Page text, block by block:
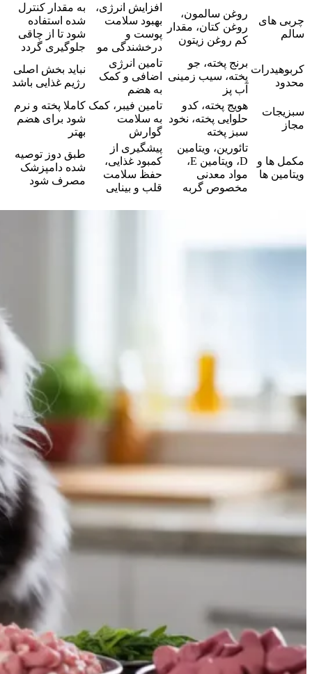
چربی‌ های
سالم
روغن سالمون،
روغن کتان، مقدار
کم روغن زیتون
افزایش انرژی،
بهبود سلامت
پوست و
درخشندگی مو
به مقدار کنترل‌
شده استفاده
شود تا از چاقی
جلوگیری گردد
کربوهیدرات
محدود
برنج پخته، جو
پخته، سیب‌ زمینی
آب‌ پز
تامین انرژی
اضافی و کمک
به هضم
نباید بخش اصلی
رژیم غذایی باشد
سبزیجات
مجاز
هویج پخته، کدو
حلوایی پخته، نخود
سبز پخته
تامین فیبر، کمک
به سلامت
گوارش
کاملا پخته و نرم
شود برای هضم
بهتر
مکمل‌ ها و
ویتامین‌ ها
تائورین، ویتامین
D، ویتامین E،
مواد معدنی
مخصوص گربه
پیشگیری از
کمبود غذایی،
حفظ سلامت
قلب و بینایی
طبق دوز توصیه‌
شده دامپزشک
مصرف شود